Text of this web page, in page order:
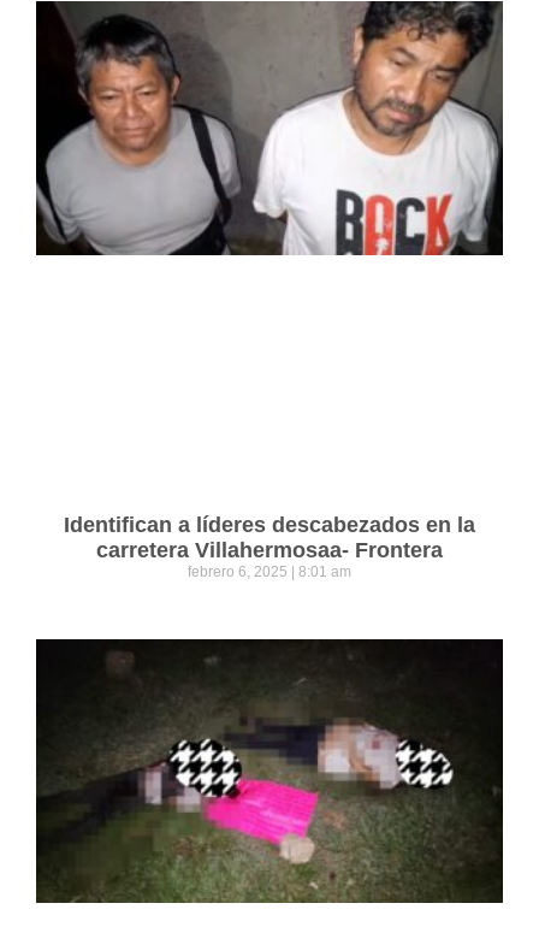
Identifican a líderes descabezados en la
carretera Villahermosaa- Frontera
febrero 6, 2025 8:01 am